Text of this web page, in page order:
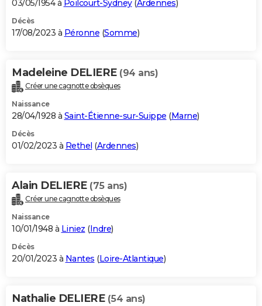
03/05/1954 à Poilcourt-Sydney(Ardennes)
Décès
17/08/2023 à Péronne (Somme)
Madeleine DELIERE (94 ans)
Créer une cagnotte obsèques
Naissance
28/04/1928 à Saint-Étienne-sur-Suippe (Marne)
Décès
01/02/2023 à Rethel (Ardennes)
Alain DELIERE (75 ans)
Créer une cagnotte obsèques
Naissance
10/01/1948 à Liniez (Indre)
Décès
20/01/2023 à Nantes (Loire-Atlantique)
Nathalie DELIERE (54 ans)